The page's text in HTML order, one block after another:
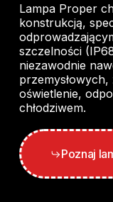
Lampa Proper
konstrukcją,
szczelności
niezawodnie
oświetlenie,
chłodziwem.
Poznaj